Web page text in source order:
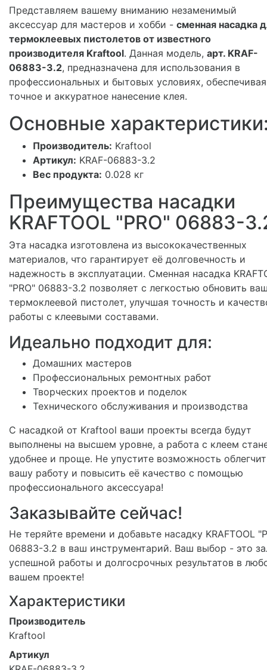
Представляем вашему вниманию незаменимый
аксессуар для мастеров и хобби - сменная насадка
термоклеевых пистолетов от известного
производителя Kraftool. Данная модель, арт. KRAF-
06883-3.2, предназначена для использования в
профессиональных и бытовых условиях, обеспечивая
точное и аккуратное нанесение клея.
Основные
Производитель: Kraftool
Артикул: KRAF-06883-3.2
Вес продукта: 0.028 кг
Преимущества насадки
KRAFTOOL "PRO" 06883-
Эта насадка изготовлена из высококачественных
материалов, что гарантирует её долговечность и
надежность в эксплуатации. Сменная насадка
"PRO" 06883-3.2 позволяет с легкостью обновить
термоклеевой пистолет, улучшая точность и
работы с клеевыми составами.
Идеально подходит для:
Домашних мастеров
Профессиональных ремонтных работ
Творческих проектов и поделок
Технического обслуживания и производства
С насадкой от Kraftool ваши проекты всегда будут
выполнены на высшем уровне, а работа с клеем
удобнее и проще. Не упустите возможность
вашу работу и повысить её качество с помощью
профессионального аксессуара!
Заказывайте сейчас!
Не теряйте времени и добавьте насадку KRAFTOOL
06883-3.2 в ваш инструментарий. Ваш выбор - это
успешной работы и долгосрочных результатов в
вашем проекте!
Характеристики
Производитель
Kraftool
Артикул